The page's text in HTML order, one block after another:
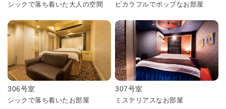
シックで落ち着いた大人の空間 ピカラフルでポップなお部屋
306号室
シックで落ち着いたお部屋
307号室
ミステリアスなお部屋